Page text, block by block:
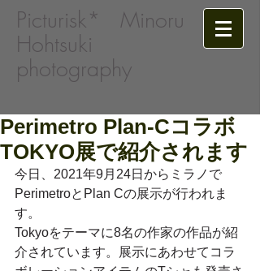
Picturisk*​
Minoru
Hohtsuki
photography
Perimetro Plan-Cコラボ
TOKYO展で紹介されます
今日、2021年9月24日からミラノで
PerimetroとPlan Cの展示が行われま
す。
Tokyoをテーマに8名の作家の作品が紹
介されています。展示にあわせてコラ